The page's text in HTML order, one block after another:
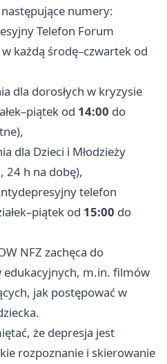
numery:
Telefon Forum
każdą środę–czwartek od
dla dorosłych w kryzysie
od 14:00 do
dla Dzieci i Młodzieży
24 h na dobę),
telefon
od 15:00 do
NFZ zachęca do
edukacyjnych, m.in. filmów
jak postępować w
że depresja jest
rozpoznanie i skierowanie